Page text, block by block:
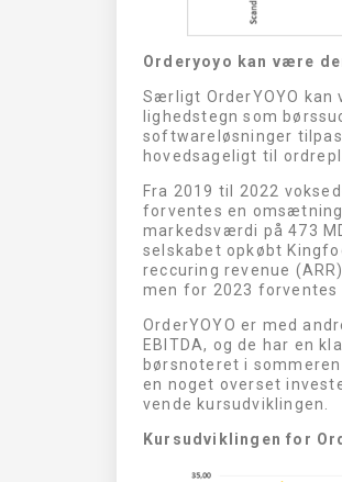
Orderyoyo kan være
Særligt OrderYOYO
lighedstegn som
softwareløsninger
hovedsageligt til
Fra 2019 til 2022
forventes en omsætning
markedsværdi på 473
selskabet opkøbt
reccuring revenue
men for 2023 forventes
OrderYOYO er med
EBITDA, og de har en
børsnoteret i
en noget overset
vende kursudviklingen.
Kursudviklingen for